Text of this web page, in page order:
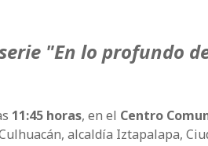
"En lo profundo
11:45 horas, en el Centro
alcaldía Iztapalapa,